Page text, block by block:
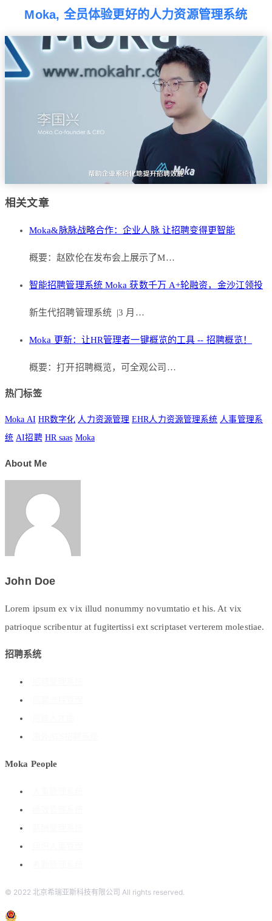
Moka, 全员体验更好的人力资源管理系统
相关文章
Moka&脉脉战略合作：企业人脉 让招聘变得更智能
概要：赵欧伦在发布会上展示了M…
智能招聘管理系统 Moka 获数千万 A+轮融资，金沙江领投
新生代招聘管理系统 |3 月…
Moka 更新：让HR管理者一键概览的工具 -- 招聘概览！
概要：打开招聘概览，可全观公司…
热门标签
Moka AI HR数字化 人力资源管理 EHR人力资源管理系统 人事管理系
统 AI招聘 HR saas Moka
About Me
John Doe
Lorem ipsum ex vix illud nonummy novumtatio et his. At vix
patrioque scribentur at fugitertissi ext scriptaset verterem molestiae.
招聘系统
Moka People
© 2022 北京希瑞亚斯科技有限公司 All rights reserved.